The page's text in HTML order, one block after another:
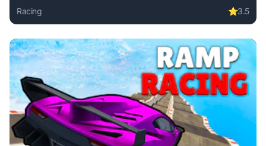
Racing ⭐3.5
Play BMG! CrashDay 2025 online free. racing game, no